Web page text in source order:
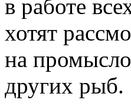
в работе
хотят
на
других рыб.